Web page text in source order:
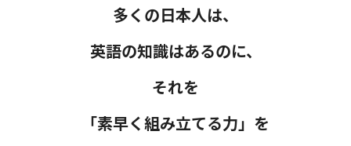
多くの日本人は、
英語の知識はあるのに、
それを
「素早く組み立てる力」を